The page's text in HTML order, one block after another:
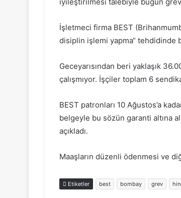
İşletmeci firma BEST
disiplin işlemi yapma“ tehdidinde
Geceyarısından beri yaklaşık
çalışmıyor. İşçiler toplam 6
BEST patronları 10 Ağustos’a
belgeyle bu sözün garanti altına
açıkladı.
Maaşların düzenli ödenmesi ve
Etiketler best bombay grev